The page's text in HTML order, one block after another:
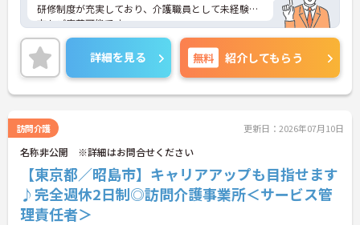
研修制度が充実しており、介護職員として未経験の
方もご応募可能です。
またマイカー通勤OKなので、通勤のストレスが少な
いのも嬉しいポイントです。
ご興味のある方は面接対策ポイントなどお話致しま
詳細を見る 無料 紹介してもらう
訪問介護 更新日：2026年07月10日
名称非公開 ※詳細はお問合せください
【東京都／昭島市】キャリアアップも目指せます
♪完全週休2日制◎訪問介護事業所＜サービス管
理責任者＞